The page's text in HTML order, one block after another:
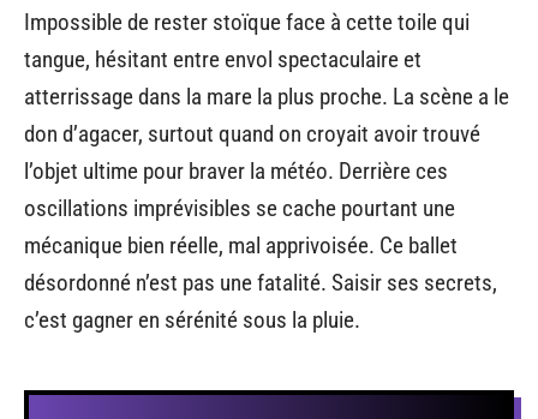
Impossible de rester stoïque face à cette toile qui
tangue, hésitant entre envol spectaculaire et
atterrissage dans la mare la plus proche. La scène a le
don d’agacer, surtout quand on croyait avoir trouvé
l’objet ultime pour braver la météo. Derrière ces
oscillations imprévisibles se cache pourtant une
mécanique bien réelle, mal apprivoisée. Ce ballet
désordonné n’est pas une fatalité. Saisir ses secrets,
c’est gagner en sérénité sous la pluie.